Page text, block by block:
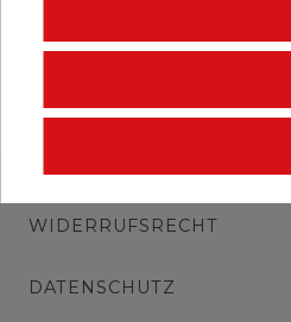
WIDERRUFSRECHT
DATENSCHUTZ